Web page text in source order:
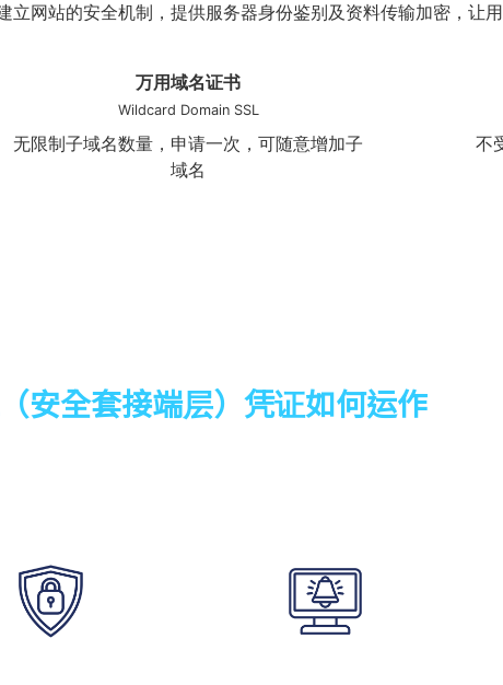
网站的安全机制，提供服务器身份鉴别及资料传输加密，让用
万用域名证书
Wildcard Domain SSL
无限制子域名数量，申请一次，可随意增加子
域名
不
安全套接端层）凭证如何运作